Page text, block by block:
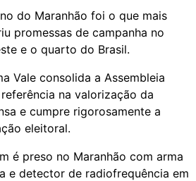
do Maranhão foi o que mais
promessas de campanha no
e o quarto do Brasil.
Vale consolida a Assembleia
na valorização da
e cumpre rigorosamente a
eleitoral.
é preso no Maranhão com arma
e detector de radiofrequência em